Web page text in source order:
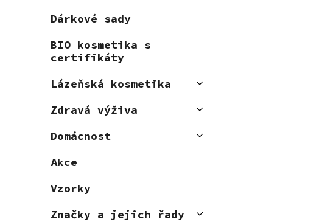
Dárkové sady
BIO kosmetika s
certifikáty
Lázeňská kosmetika
Zdravá výživa
Domácnost
Akce
Vzorky
Značky a jejich řady